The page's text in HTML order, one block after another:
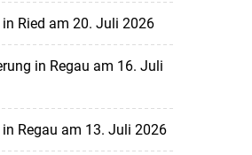
Ried am 20. Juli 2026
in Regau am 16. Juli
Regau am 13. Juli 2026